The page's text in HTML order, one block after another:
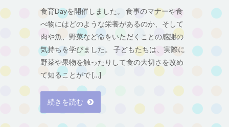
食育Dayを開催しました。 食事のマナーや食
べ物にはどのような栄養があるのか、そして
肉や魚、野菜など命をいただくことの感謝の
気持ちを学びました。 子どもたちは、実際に
野菜や果物を触ったりして食の大切さを改め
て知ることがで […]
続きを読む